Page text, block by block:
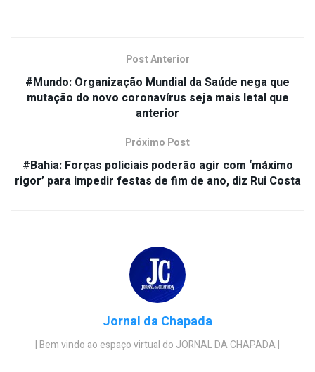
Post Anterior
#Mundo: Organização Mundial da Saúde nega que
mutação do novo coronavírus seja mais letal que
anterior
Próximo Post
#Bahia: Forças policiais poderão agir com ‘máximo
rigor’ para impedir festas de fim de ano, diz Rui Costa
Jornal da Chapada
| Bem vindo ao espaço virtual do JORNAL DA CHAPADA |